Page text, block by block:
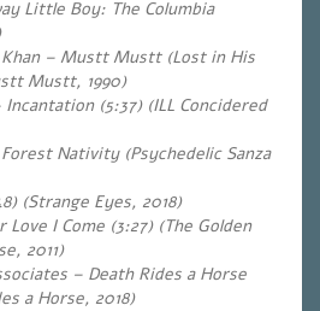
Little Boy: The Columbia
– Mustt Mustt (Lost in His
Mustt, 1990)
Incantation (5:37) (ILL Concidered
Nativity (Psychedelic Sanza
(Strange Eyes, 2018)
Love I Come (3:27) (The Golden
2011)
– Death Rides a Horse
a Horse, 2018)